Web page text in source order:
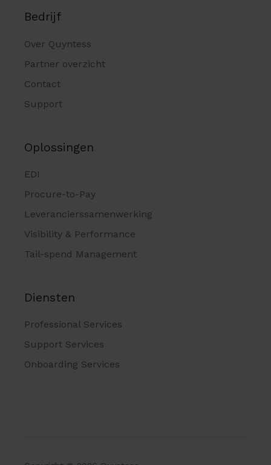
Bedrijf
Over Quyntess
Partner overzicht
Contact
Support
Oplossingen
EDI
Procure-to-Pay
Leverancierssamenwerking
Visibility & Performance
Tail-spend Management
Diensten
Professional Services
Support Services
Onboarding Services